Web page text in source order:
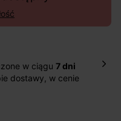
w ciągu 7 dni
dostawy, w cenie